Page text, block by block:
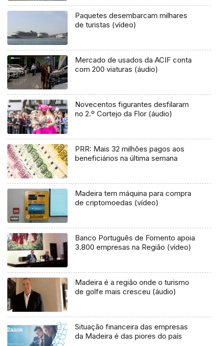
Paquetes desembarcam milhares
de turistas (vídeo)
Mercado de usados da ACIF conta
com 200 viaturas (áudio)
Novecentos figurantes desfilaram
no 2.º Cortejo da Flor (áudio)
PRR: Mais 32 milhões pagos aos
beneficiários na última semana
Madeira tem máquina para compra
de criptomoedas (vídeo)
Banco Português de Fomento apoia
3.800 empresas na Região (vídeo)
Madeira é a região onde o turismo
de golfe mais cresceu (áudio)
Situação financeira das empresas
da Madeira é das piores do país